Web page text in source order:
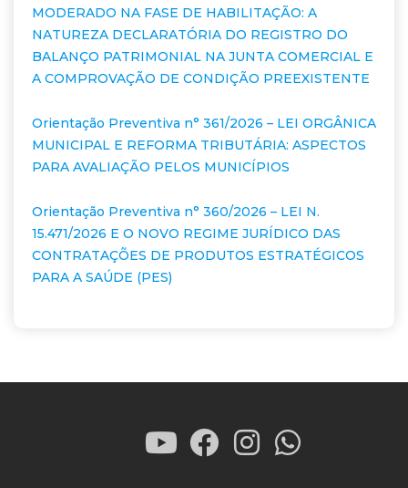
MODERADO NA FASE DE HABILITAÇÃO: A
NATUREZA DECLARATÓRIA DO REGISTRO DO
BALANÇO PATRIMONIAL NA JUNTA COMERCIAL E
A COMPROVAÇÃO DE CONDIÇÃO PREEXISTENTE
Orientação Preventiva n° 361/2026 – LEI ORGÂNICA
MUNICIPAL E REFORMA TRIBUTÁRIA: ASPECTOS
PARA AVALIAÇÃO PELOS MUNICÍPIOS
Orientação Preventiva n° 360/2026 – LEI N.
15.471/2026 E O NOVO REGIME JURÍDICO DAS
CONTRATAÇÕES DE PRODUTOS ESTRATÉGICOS
PARA A SAÚDE (PES)